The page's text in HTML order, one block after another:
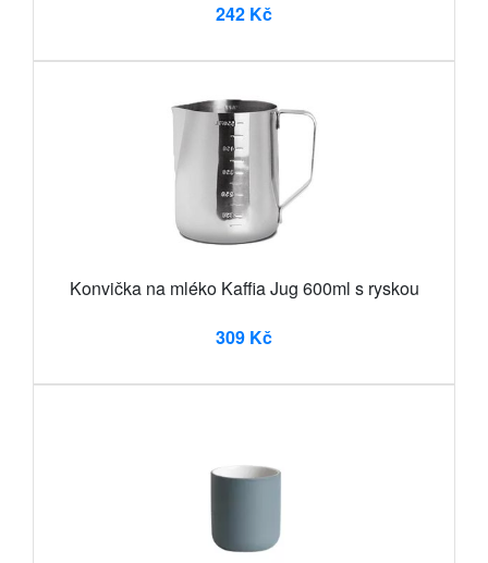
242 Kč
Konvička na mléko Kaffia Jug 600ml s ryskou
309 Kč